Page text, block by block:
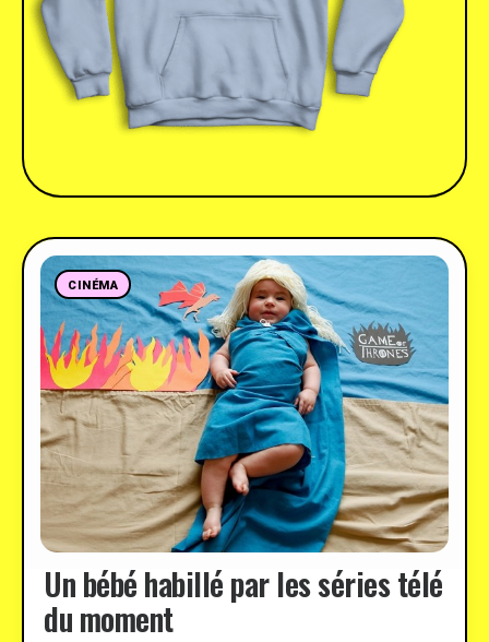
CINÉMA
Un bébé habillé par les séries télé
du moment